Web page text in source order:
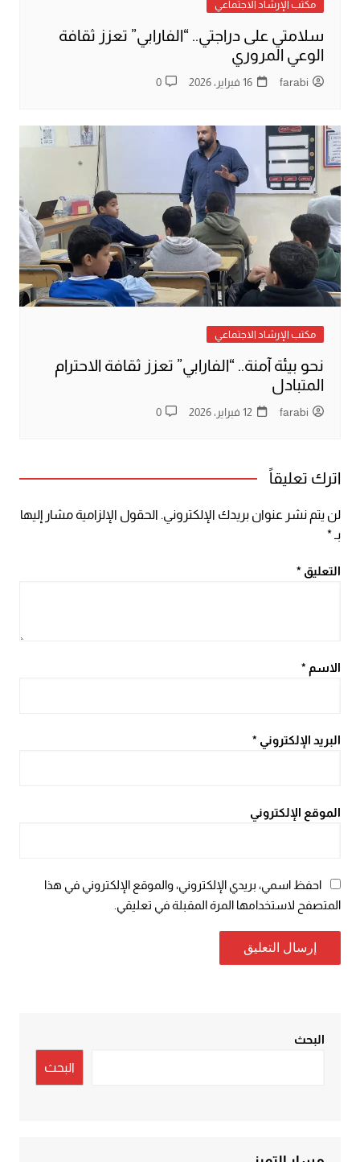
مكتب الإرشاد الاجتماعي
سلامتي على دراجتي.. “الفارابي” تعزز ثقافة
الوعي المروري
farabi 16 فبراير، 2026 0
مكتب الإرشاد الاجتماعي
نحو بيئة آمنة.. “الفارابي” تعزز ثقافة الاحترام
المتبادل
farabi 12 فبراير، 2026 0
اترك تعليقاً
لن يتم نشر عنوان بريدك الإلكتروني. الحقول الإلزامية مشار إليها
بـ*
التعليق *
الاسم *
البريد الإلكتروني *
الموقع الإلكتروني
احفظ اسمي، بريدي الإلكتروني، والموقع الإلكتروني في هذا
المتصفح لاستخدامها المرة المقبلة في تعليقي.
البحث
البحث